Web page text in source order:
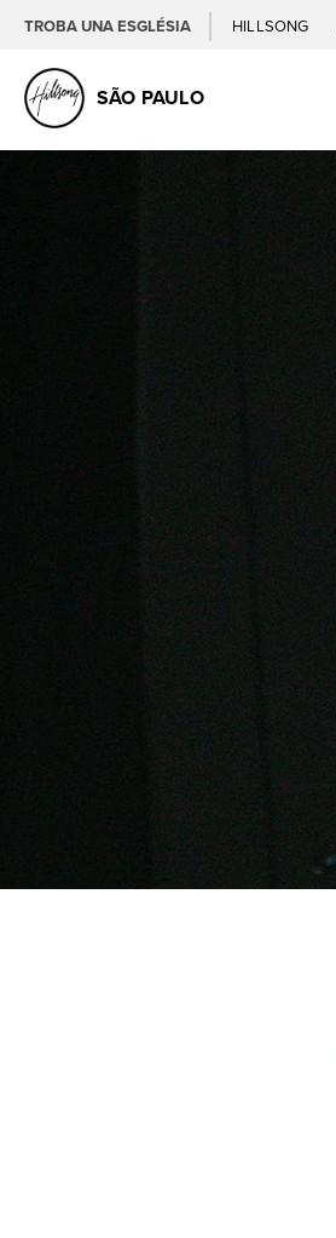
TROBA UNA ESGLÉSIA HILLSONG
SÃO PAULO